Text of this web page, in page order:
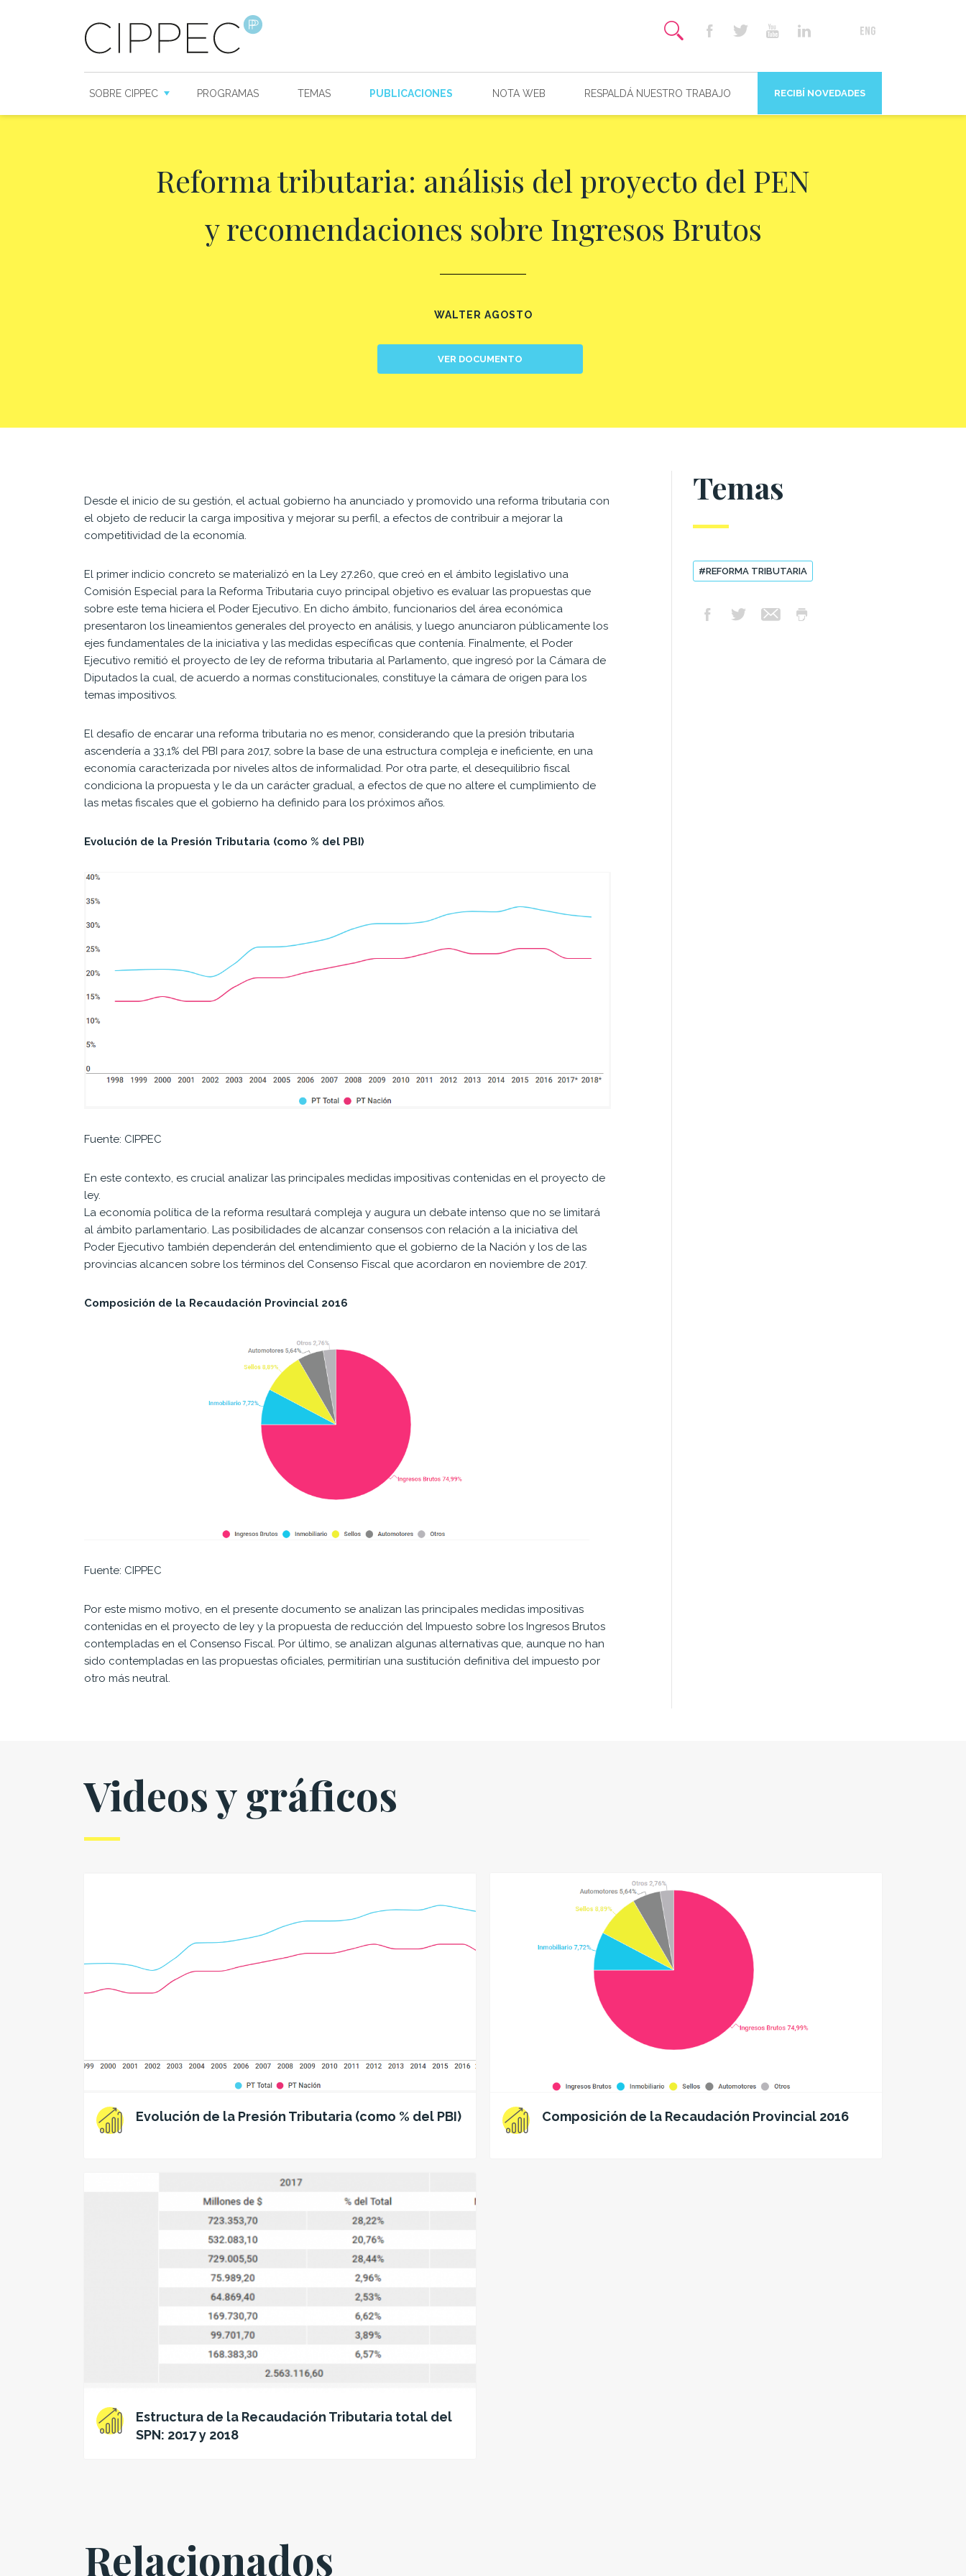
SOBRE CIPPEC PROGRAMAS TEMAS PUBLICACIONES NOTA WEB RESPALDÁ NUESTRO TRABAJO RECIBÍ NOVEDADES
Reforma tributaria: análisis del proyecto del PEN
y recomendaciones sobre Ingresos Brutos
WALTER AGOSTO
VER DOCUMENTO
Desde el inicio de su gestión, el actual gobierno ha anunciado y promovido una reforma tributaria con
el objeto de reducir la carga impositiva y mejorar su perfil, a efectos de contribuir a mejorar la
competitividad de la economía.
El primer indicio concreto se materializó en la Ley 27.260, que creó en el ámbito legislativo una
Comisión Especial para la Reforma Tributaria cuyo principal objetivo es evaluar las propuestas que
sobre este tema hiciera el Poder Ejecutivo. En dicho ámbito, funcionarios del área económica
presentaron los lineamientos generales del proyecto en análisis, y luego anunciaron públicamente los
ejes fundamentales de la iniciativa y las medidas específicas que contenía. Finalmente, el Poder
Ejecutivo remitió el proyecto de ley de reforma tributaria al Parlamento, que ingresó por la Cámara de
Diputados la cual, de acuerdo a normas constitucionales, constituye la cámara de origen para los
temas impositivos.
El desafío de encarar una reforma tributaria no es menor, considerando que la presión tributaria
ascendería a 33,1% del PBI para 2017, sobre la base de una estructura compleja e ineficiente, en una
economía caracterizada por niveles altos de informalidad. Por otra parte, el desequilibrio fiscal
condiciona la propuesta y le da un carácter gradual, a efectos de que no altere el cumplimiento de
las metas fiscales que el gobierno ha definido para los próximos años.
Evolución de la Presión Tributaria (como % del PBI)
Fuente: CIPPEC
En este contexto, es crucial analizar las principales medidas impositivas contenidas en el proyecto de
ley.
La economía política de la reforma resultará compleja y augura un debate intenso que no se limitará
al ámbito parlamentario. Las posibilidades de alcanzar consensos con relación a la iniciativa del
Poder Ejecutivo también dependerán del entendimiento que el gobierno de la Nación y los de las
provincias alcancen sobre los términos del Consenso Fiscal que acordaron en noviembre de 2017.
Composición de la Recaudación Provincial 2016
Fuente: CIPPEC
Por este mismo motivo, en el presente documento se analizan las principales medidas impositivas
contenidas en el proyecto de ley y la propuesta de reducción del Impuesto sobre los Ingresos Brutos
contempladas en el Consenso Fiscal. Por último, se analizan algunas alternativas que, aunque no han
sido contempladas en las propuestas oficiales, permitirían una sustitución definitiva del impuesto por
otro más neutral.
Temas
#REFORMA TRIBUTARIA
Videos y gráficos
Evolución de la Presión Tributaria (como % del PBI) Composición de la Recaudación Provincial 2016
Estructura de la Recaudación Tributaria total del
SPN: 2017 y 2018
Relacionados